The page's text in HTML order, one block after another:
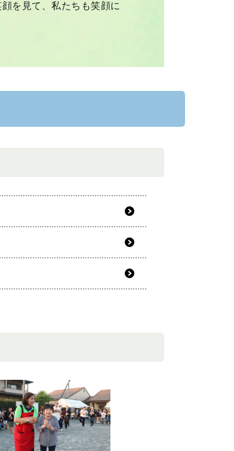
を見て、私たちも笑顔に